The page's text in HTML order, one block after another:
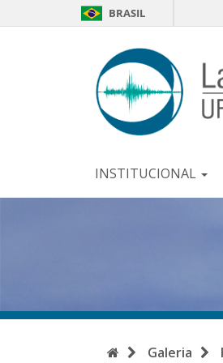
BRASIL
INSTITUCIONAL
InícioGaleria